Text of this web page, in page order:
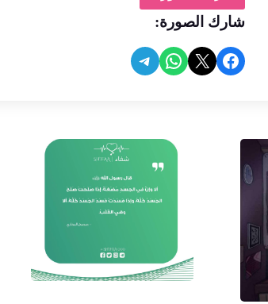
شارك الصورة:
Share on Facebook
Share on X
Share on WhatsApp
Share on Telegram